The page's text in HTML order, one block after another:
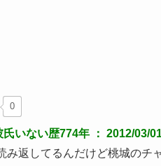
0
氏いない歴774年 ： 2012/03/
み返してるんだけど桃城のチ